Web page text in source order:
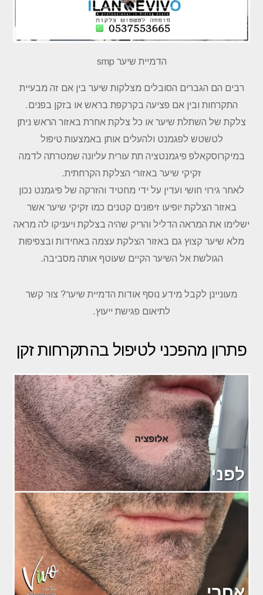
הדמיית שיער smp
רבים הם הגברים הסובלים מצלקות שיער בין אם זה מבעיית
התקרחות ובין אם פציעה בקרקפת בראש או בזקן בפנים.
צלקת של השתלת שיער או כל צלקת אחרת באזור הראש ניתן
לטשטש לפגמנט ולהעלים אותן באמצעות טיפול
במיקרוסקאלפ פיגמנטציה תת עורית עליונה שמטרתה לדמה
זקיקי שיער באזורי הצלקת הקרחתית.
לאחר גירוי חושי ועדין על ידי מחטיד והזרקה של פיגמנט נכון
באזור הצלקת יופיעו זיפונים קטנים כמו זקיקי שיער אשר
ישלימו את המראה הדליל והריק שהיה בצלקת ויעניקו לה מראה
מלא שיער קצוץ גם באזור הצלקת עצמה באחידות ובצפיפות
הגולשת אל השיער הקיים שעוטף אותה מסביבה.
מעוניינן לקבל מידע נוסף אודות הדמיית שיער? צור קשר
לתיאום פגישת ייעוץ.
פתרון מהפכני לטיפול בהתקרחות זקן